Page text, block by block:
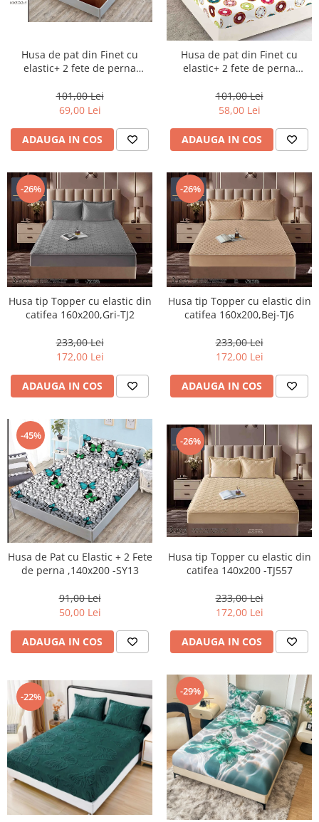
Husa de pat din Finet cu
elastic+ 2 fete de perna
101,00 Lei
69,00 Lei
ADAUGA IN COS
Husa de pat din Finet cu
elastic+ 2 fete de perna
101,00 Lei
58,00 Lei
ADAUGA IN COS
-26%
Husa tip Topper cu elastic din
catifea 160x200,Gri-TJ2
233,00 Lei
172,00 Lei
ADAUGA IN COS
-26%
Husa tip Topper cu elastic din
catifea 160x200,Bej-TJ6
233,00 Lei
172,00 Lei
ADAUGA IN COS
-45%
Husa de Pat cu Elastic + 2 Fete
de perna ,140x200 -SY13
91,00 Lei
50,00 Lei
ADAUGA IN COS
-26%
Husa tip Topper cu elastic din
catifea 140x200 -TJ557
233,00 Lei
172,00 Lei
ADAUGA IN COS
-22% -29%